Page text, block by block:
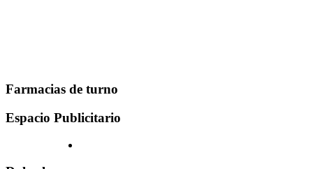
Farmacias de turno
Espacio Publicitario